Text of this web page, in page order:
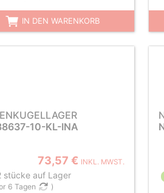
IN DEN WARENKORB
10-KL-INA
73,57 € INKL. MWST.
stücke auf Lager
6 Tagen )